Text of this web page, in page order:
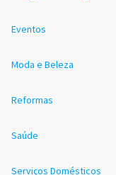
Eventos
Moda e Beleza
Reformas
Saúde
Serviços Domésticos